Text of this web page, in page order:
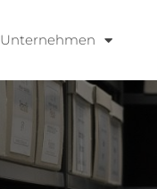
Unternehmen